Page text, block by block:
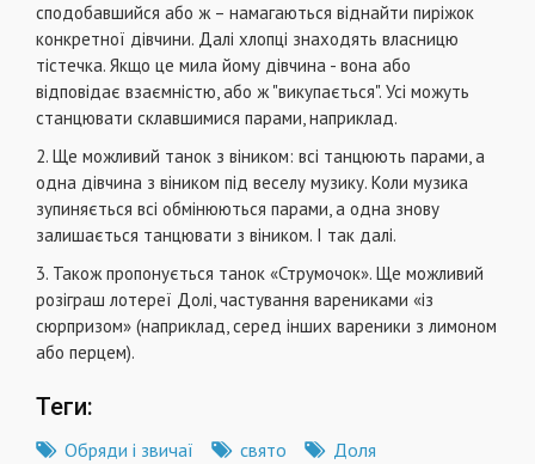
сподобавшийся або ж – намагаються віднайти пиріжок
конкретної дівчини. Далі хлопці знаходять власницю
тістечка. Якщо це мила йому дівчина - вона або
відповідає взаємністю, або ж "викупається". Усі можуть
станцювати склавшимися парами, наприклад.
2. Ще можливий танок з віником: всі танцюють парами, а
одна дівчина з віником під веселу музику. Коли музика
зупиняється всі обмінюються парами, а одна знову
залишається танцювати з віником. І так далі.
3. Також пропонується танок «Струмочок». Ще можливий
розіграш лотереї Долі, частування варениками «із
сюрпризом» (наприклад, серед інших вареники з лимоном
або перцем).
Теги:
Обряди і звичаї свято Доля